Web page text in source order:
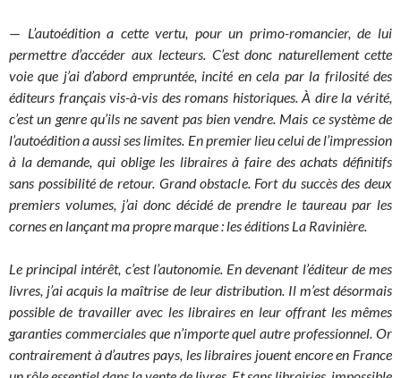
— L’autoédition a cette vertu, pour un primo-romancier, de lui
permettre d’accéder aux lecteurs. C’est donc naturellement cette
voie que j’ai d’abord empruntée, incité en cela par la frilosité des
éditeurs français vis-à-vis des romans historiques. À dire la vérité,
c’est un genre qu’ils ne savent pas bien vendre. Mais ce système de
l’autoédition a aussi ses limites. En premier lieu celui de l’impression
à la demande, qui oblige les libraires à faire des achats définitifs
sans possibilité de retour. Grand obstacle. Fort du succès des deux
premiers volumes, j’ai donc décidé de prendre le taureau par les
cornes en lançant ma propre marque : les éditions La Ravinière.
Le principal intérêt, c’est l’autonomie. En devenant l’éditeur de mes
livres, j’ai acquis la maîtrise de leur distribution. Il m’est désormais
possible de travailler avec les libraires en leur offrant les mêmes
garanties commerciales que n’importe quel autre professionnel. Or
contrairement à d’autres pays, les libraires jouent encore en France